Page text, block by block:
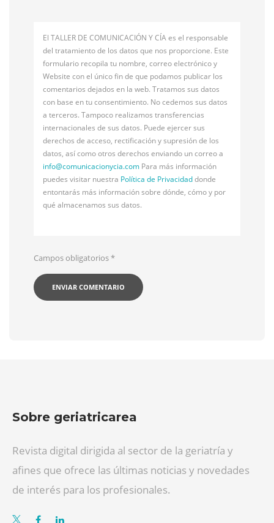
El TALLER DE COMUNICACIÓN Y CÍA es el responsable
del tratamiento de los datos que nos proporcione. Este
formulario recopila tu nombre, correo electrónico y
Website con el único fin de que podamos publicar los
comentarios dejados en la web. Tratamos sus datos
con base en tu consentimiento. No cedemos sus datos
a terceros. Tampoco realizamos transferencias
internacionales de sus datos. Puede ejercer sus
derechos de acceso, rectificación y supresión de los
datos, así como otros derechos enviando un correo a
info@comunicacionycia.com Para más información
puedes visitar nuestra Política de Privacidaddonde
entontarás más información sobre dónde, cómo y por
qué almacenamos sus datos.
Campos obligatorios*
Sobre geriatricarea
Revista digital dirigida al sector de la geriatría y
afines que ofrece las últimas noticias y novedades
de interés para los profesionales.